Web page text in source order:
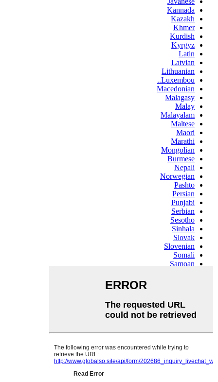
Kannada
Kazakh
Khmer
Kurdish
Kyrgyz
Latin
Latvian
Lithuanian
Luxembou..
Macedonian
Malagasy
Malay
Malayalam
Maltese
Maori
Marathi
Mongolian
Burmese
Nepali
Norwegian
Pashto
Persian
Punjabi
Serbian
Sesotho
Sinhala
Slovak
Slovenian
Somali
Samoan
Swahili
Tajik
Telugu
Ukrainian
Urdu